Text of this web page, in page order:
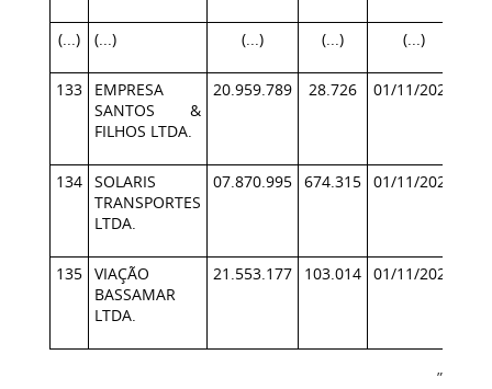
(...) (...) (...) (...) (...)
133
EMPRESA
SANTOS &
FILHOS LTDA.
20.959.789 28.726 01/11/2024
134 SOLARIS
TRANSPORTES
LTDA.
07.870.995 674.315 01/11/2024
135 VIAÇÃO
BASSAMAR
LTDA.
21.553.177 103.014 01/11/2024
”